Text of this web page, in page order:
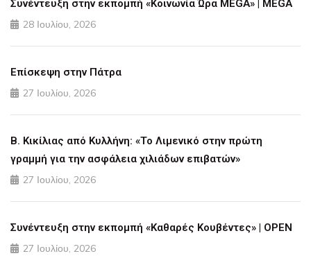
Συνέντευξη στην εκπομπή «Κοινωνία Ώρα MEGA» | MEGA
28 Ιουλίου, 2026
Επίσκεψη στην Πάτρα
27 Ιουλίου, 2026
Β. Κικίλιας από Κυλλήνη: «Το Λιμενικό στην πρώτη
γραμμή για την ασφάλεια χιλιάδων επιβατών»
27 Ιουλίου, 2026
Συνέντευξη στην εκπομπή «Καθαρές Κουβέντες» | OPEN
27 Ιουλίου, 2026